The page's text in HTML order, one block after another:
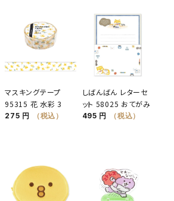
マスキングテープ
95315 花 水彩 3
275 円 （税込）
しばんばん レターセ
ット 58025 おてがみ
495 円 （税込）